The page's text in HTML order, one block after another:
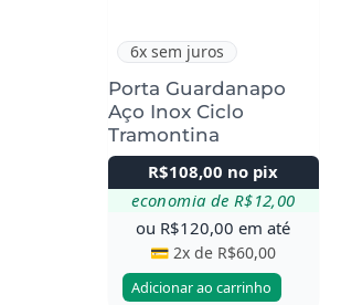
6x sem juros
Porta Guardanapo
Aço Inox Ciclo
Tramontina
R$108,00 no pix
economia de R$12,00
ou R$120,00 em até
💳 2x de R$60,00
Adicionar ao carrinho